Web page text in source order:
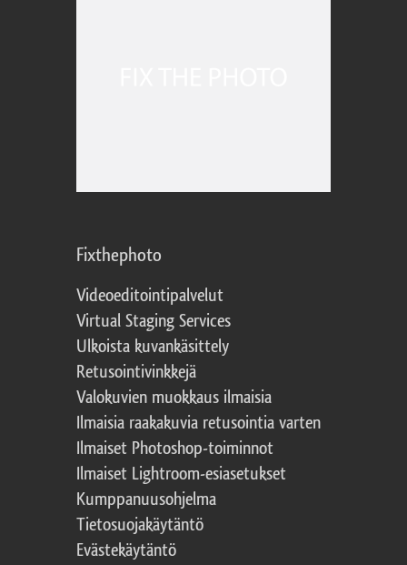
Fixthephoto
Videoeditointipalvelut
Virtual Staging Services
Ulkoista kuvankäsittely
Retusointivinkkejä
Valokuvien muokkaus ilmaisia
Ilmaisia raakakuvia retusointia varten
Ilmaiset Photoshop-toiminnot
Ilmaiset Lightroom-esiasetukset
Kumppanuusohjelma
Tietosuojakäytäntö
Evästekäytäntö